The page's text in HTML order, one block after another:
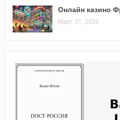
Онлайн казино
Март 31, 2026